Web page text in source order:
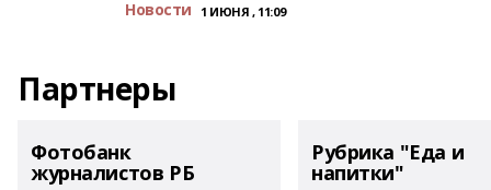
Новости 1 ИЮНЯ , 11:09
Партнеры
Фотобанк
журналистов РБ
Рубрика "Еда и
напитки"